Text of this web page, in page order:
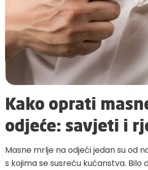
Kako oprati
odjeće: savjeti i
Masne mrlje na odjeći jedan su od
s kojima se susreću kućanstva. Bilo